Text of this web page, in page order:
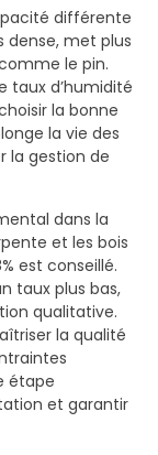
différente
dense, met plus
le pin.
d’humidité
la bonne
la vie des
la gestion de
dans la
et les bois
est conseillé.
taux plus bas,
qualitative.
la qualité
étape
et garantir